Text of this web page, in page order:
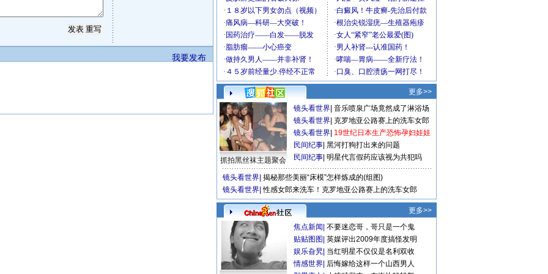
我要发布
更多>>
抓拍黑丝袜主题聚会
镜头看世界 音乐喷泉广场竟然成了淋浴场
镜头看世界 克罗地亚公路赛上的洗车女郎
镜头看世界 19世纪日本生产恐怖孕妇娃娃
民间纪事 黑河打狗打出来的问题
民间纪事 明星代言假药应该视为共犯吗
镜头看世界 揭秘那些美丽“床模”怎样炼成的(组图)
镜头看世界 性感女郎来洗车！克罗地亚公路赛上的洗车女郎
更多>>
焦点新闻 不要迷恋哥，哥只是一个鬼
贴贴图图 英媒评出2009年度搞怪发明
娱乐旮旯 当红明星不仅仅是名利双收
情感世界 后悔嫁给这样一个山西男人